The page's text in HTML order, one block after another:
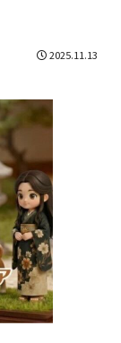
2025.11.13